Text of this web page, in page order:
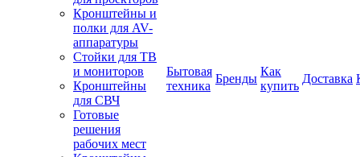
Кронштейны и
полки для AV-
аппаратуры
Стойки для ТВ
и мониторов
Кронштейны
для СВЧ
Готовые
решения
рабочих мест
Бытовая
техника
Бренды
Как
купить
Доставка